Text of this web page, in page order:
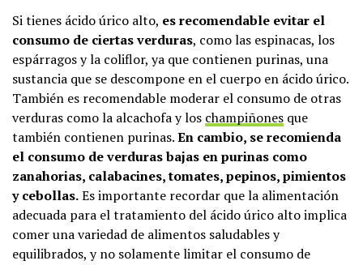
Si tienes ácido úrico alto, es recomendable evitar el
consumo de ciertas verduras, como las espinacas, los
espárragos y la coliflor, ya que contienen purinas, una
sustancia que se descompone en el cuerpo en ácido úrico.
También es recomendable moderar el consumo de otras
verduras como la alcachofa y los champiñones que
también contienen purinas.En cambio, se recomienda
el consumo de verduras bajas en purinas como
zanahorias, calabacines, tomates, pepinos, pimientos
y cebollas.Es importante recordar que la alimentación
adecuada para el tratamiento del ácido úrico alto implica
comer una variedad de alimentos saludables y
equilibrados, y no solamente limitar el consumo de